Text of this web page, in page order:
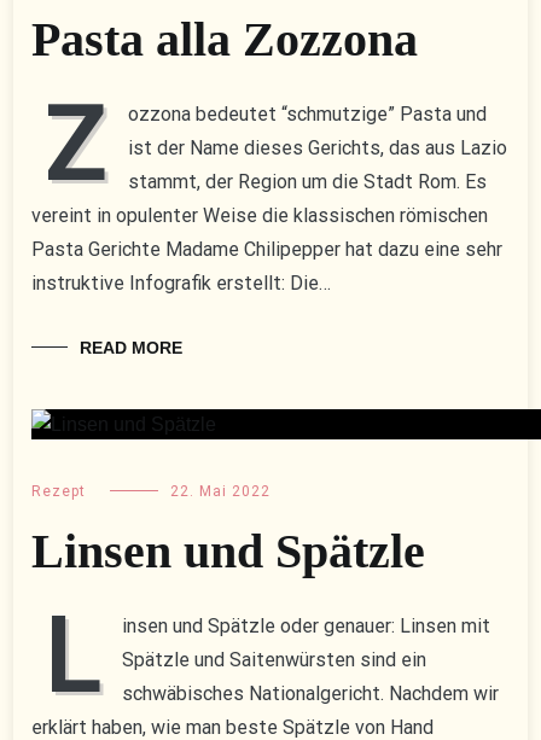
Pasta alla Zozzona
Z
ozzona bedeutet “schmutzige” Pasta und
ist der Name dieses Gerichts, das aus Lazio
stammt, der Region um die Stadt Rom. Es
vereint in opulenter Weise die klassischen römischen
Pasta Gerichte Madame Chilipepper hat dazu eine sehr
instruktive Infografik erstellt: Die…
READ MORE
Rezept 22. Mai 2022
Linsen und Spätzle
L
insen und Spätzle oder genauer: Linsen mit
Spätzle und Saitenwürsten sind ein
schwäbisches Nationalgericht. Nachdem wir
erklärt haben, wie man beste Spätzle von Hand